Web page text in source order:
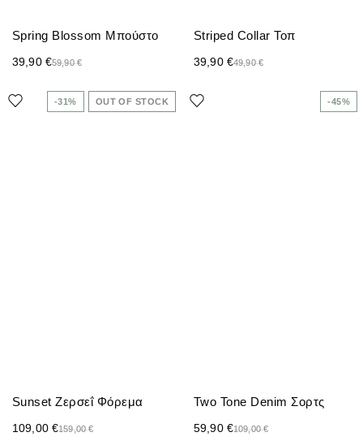
Spring Blossom Μπούστο
59,90€
39,90 €
Striped Collar Τοπ
49,90€
39,90 €
-31% OUT OF STOCK
Sunset Ζερσεΐ Φόρεμα
159,00€
109,00 €
-45%
Two Tone Denim Σορτς
109,00€
59,90 €